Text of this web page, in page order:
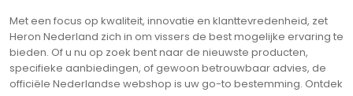
Met een focus op kwaliteit, innovatie en klanttevredenheid, zet
Heron Nederland zich in om vissers de best mogelijke ervaring te
bieden. Of u nu op zoek bent naar de nieuwste producten,
specifieke aanbiedingen, of gewoon betrouwbaar advies, de
officiële Nederlandse webshop is uw go-to bestemming. Ontdek